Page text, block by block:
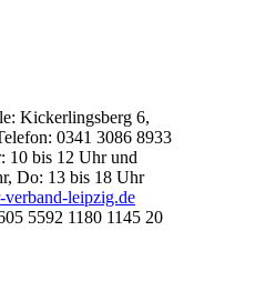
Kickerlingsberg 6,
0341 3086 8933
10 bis 12 Uhr und
Do: 13 bis 18 Uhr
verband-leipzig.de
5592 1180 1145 20